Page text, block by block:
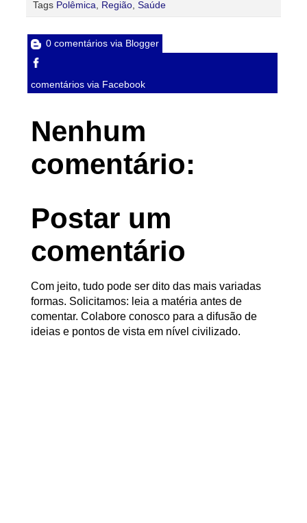
Tags Polêmica, Região, Saúde
0 comentários via Blogger
comentários via Facebook
Nenhum
comentário:
Postar um
comentário
Com jeito, tudo pode ser dito das mais variadas
formas. Solicitamos: leia a matéria antes de
comentar. Colabore conosco para a difusão de
ideias e pontos de vista em nível civilizado.